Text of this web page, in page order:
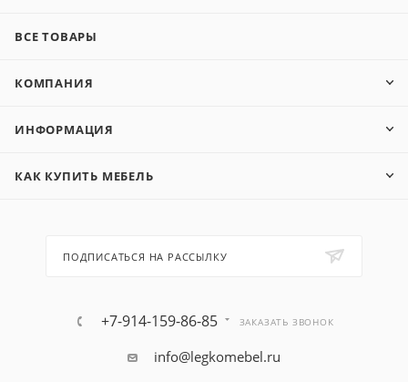
ВСЕ ТОВАРЫ
КОМПАНИЯ
ИНФОРМАЦИЯ
КАК КУПИТЬ МЕБЕЛЬ
ПОДПИСАТЬСЯ НА РАССЫЛКУ
+7-914-159-86-85 ЗАКАЗАТЬ ЗВОНОК
info@legkomebel.ru